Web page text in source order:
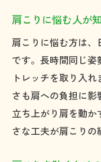
肩こりに悩む人が
肩こりに悩む方は
です。長時間同じ
トレッチを取り入
さも肩への負担に影
立ち上がり肩を動
さな工夫が肩こりの